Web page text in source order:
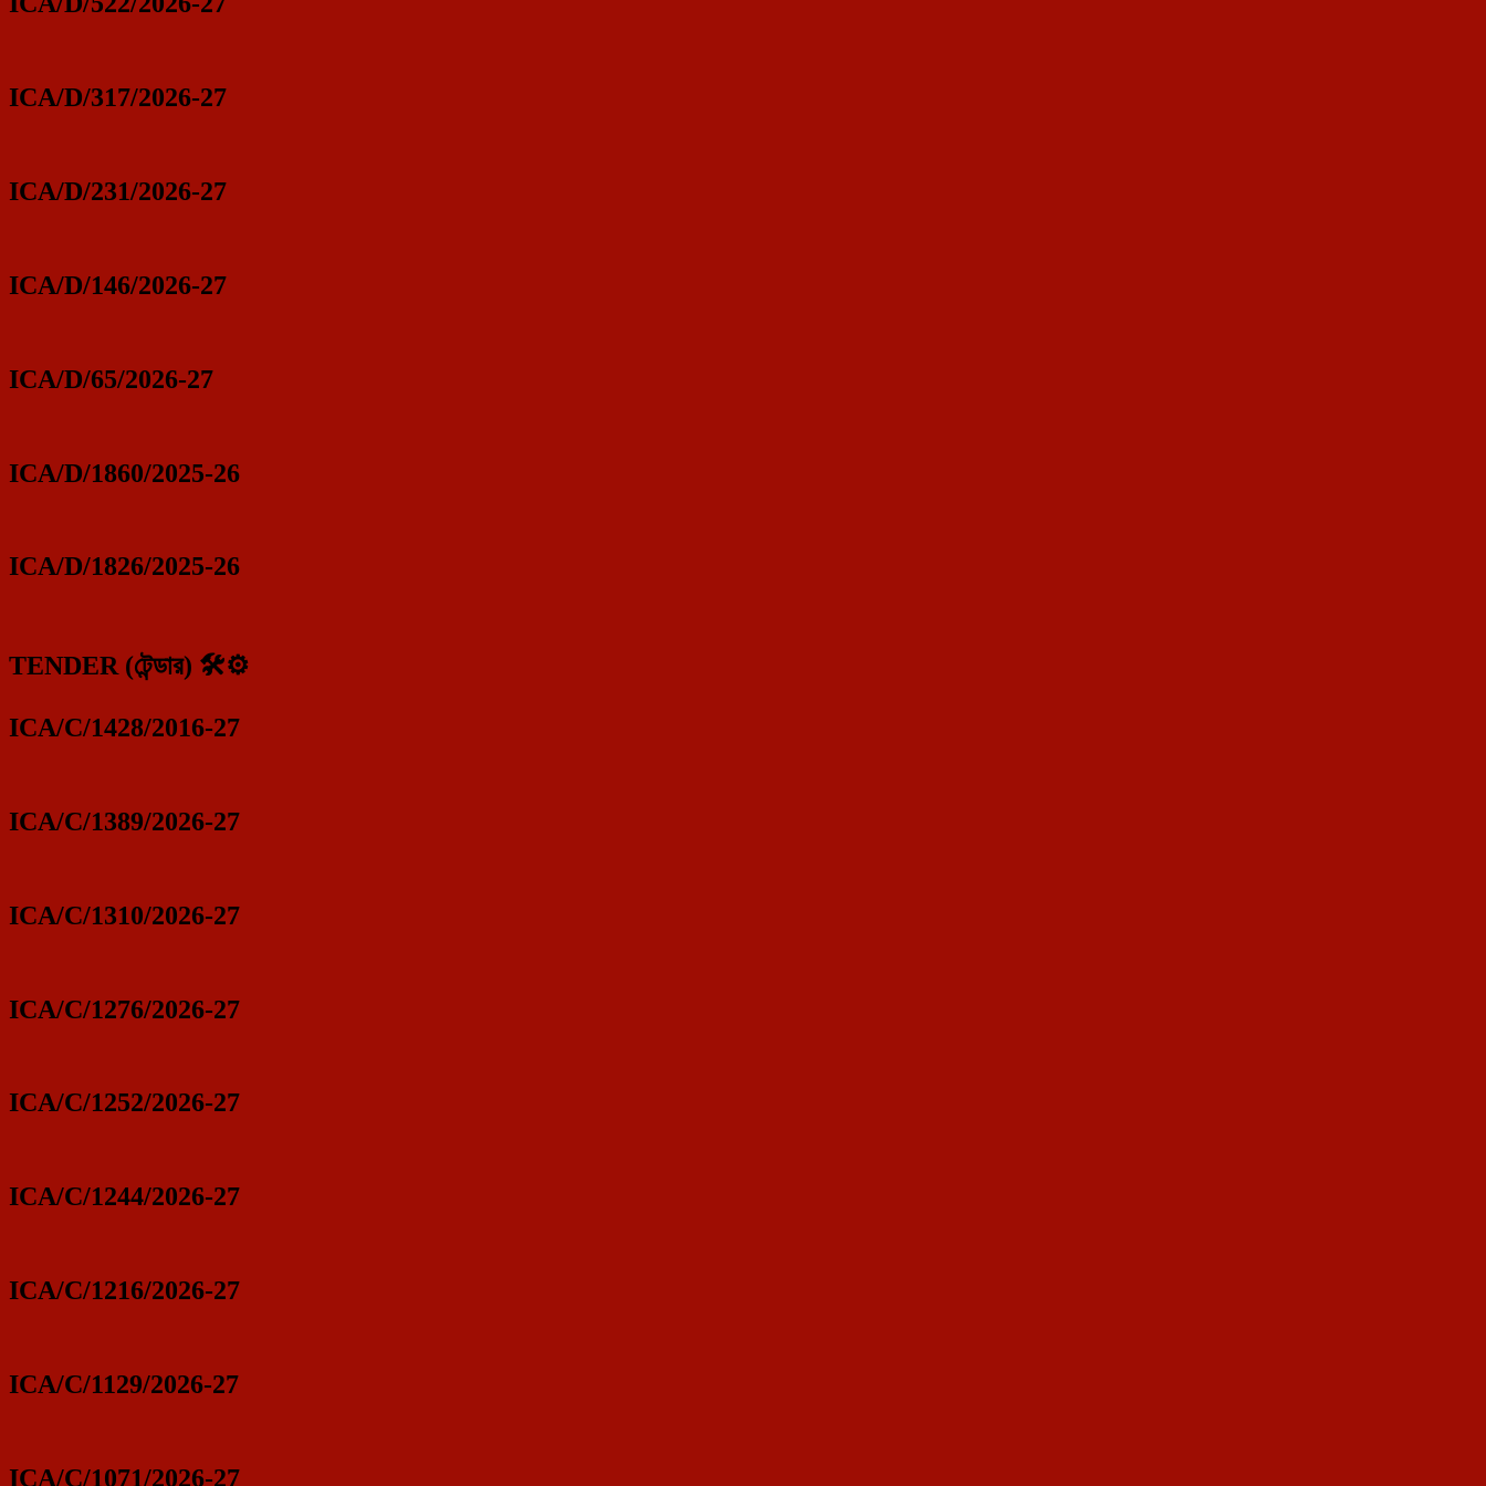
ICA/D/317/2026-27
ICA/D/231/2026-27
ICA/D/146/2026-27
ICA/D/65/2026-27
ICA/D/1860/2025-26
ICA/D/1826/2025-26
TENDER (টেন্ডার) 🛠️⚙️
ICA/C/1428/2016-27
ICA/C/1389/2026-27
ICA/C/1310/2026-27
ICA/C/1276/2026-27
ICA/C/1252/2026-27
ICA/C/1244/2026-27
ICA/C/1216/2026-27
ICA/C/1129/2026-27
ICA/C/1071/2026-27